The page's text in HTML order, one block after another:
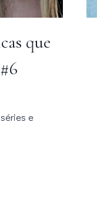
que
e